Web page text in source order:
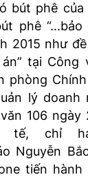
bút phê của
phê
2015 như
tại Công
phòng
lý doanh
106 ngày
tế, chỉ
Nguyễn
tiến